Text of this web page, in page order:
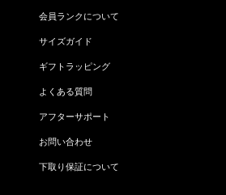
会員ランクについて
サイズガイド
ギフトラッピング
よくある質問
アフターサポート
お問い合わせ
下取り保証について